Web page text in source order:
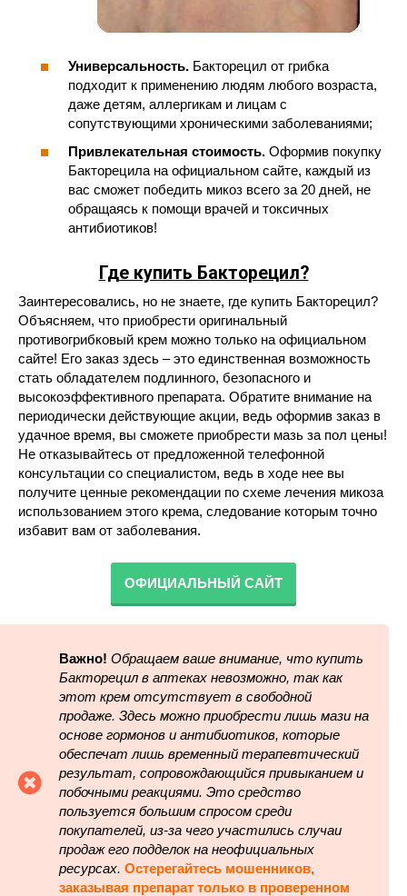
Универсальность. Бакторецил от грибка
подходит к применению людям любого возраста,
даже детям, аллергикам и лицам с
сопутствующими хроническими заболеваниями;
Привлекательная стоимость. Оформив покупку
Бакторецила на официальном сайте, каждый из
вас сможет победить микоз всего за 20 дней, не
обращаясь к помощи врачей и токсичных
антибиотиков!
Где купить Бакторецил?
Заинтересовались, но не знаете, где купить Бакторецил?
Объясняем, что приобрести оригинальный
противогрибковый крем можно только на официальном
сайте! Его заказ здесь – это единственная возможность
стать обладателем подлинного, безопасного и
высокоэффективного препарата. Обратите внимание на
периодически действующие акции, ведь оформив заказ в
удачное время, вы сможете приобрести мазь за пол цены!
Не отказывайтесь от предложенной телефонной
консультации со специалистом, ведь в ходе нее вы
получите ценные рекомендации по схеме лечения микоза
использованием этого крема, следование которым точно
избавит вам от заболевания.
ОФИЦИАЛЬНЫЙ САЙТ
Важно! Обращаем ваше внимание, что купить
Бакторецил в аптеках невозможно, так как
этот крем отсутствует в свободной
продаже. Здесь можно приобрести лишь мази на
основе гормонов и антибиотиков, которые
обеспечат лишь временный терапевтический
результат, сопровождающийся привыканием и
побочными реакциями. Это средство
пользуется большим спросом среди
покупателей, из-за чего участились случаи
продаж его подделок на неофициальных
ресурсах. Остерегайтесь мошенников,
заказывая препарат только в проверенном